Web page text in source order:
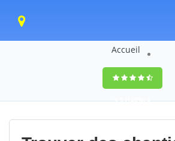
Accueil
9,5(100%)0
votes